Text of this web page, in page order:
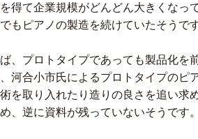
得て企業規模がどんどん大きくなっ
もピアノの製造を続けていたそうです
、プロトタイプであっても製品化を
河合小市氏によるプロトタイプのピ
を取り入れたり造りの良さを追い求
、逆に資料が残っていないそうです。